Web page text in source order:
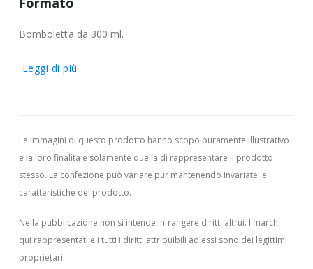
Bomboletta da 300 ml.
Leggi di più
Le immagini di questo prodotto hanno scopo puramente illustrativo
e la loro finalità è solamente quella di rappresentare il prodotto
stesso. La confezione può variare pur mantenendo invariate le
caratteristiche del prodotto.
Nella pubblicazione non si intende infrangere diritti altrui. I marchi
qui rappresentati e i tutti i diritti attribuibili ad essi sono dei legittimi
proprietari.